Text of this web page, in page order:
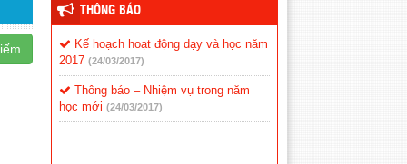
THÔNG BÁO
Kế hoạch hoạt động dạy và học năm
2017 (24/03/2017)
Thông báo – Nhiệm vụ trong năm
học mới (24/03/2017)